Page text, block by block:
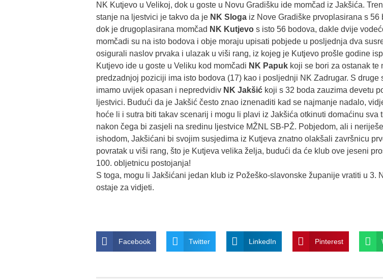
NK Kutjevo u Velikoj, dok u goste u Novu Gradišku ide momčad iz Jakšića.
stanje na ljestvici je takvo da je NK Slogaiz Nove Gradiške prvoplasirana s 56
dok je drugoplasirana momčad NK Kutjevos isto 56 bodova, dakle dvije
momčadi su na isto bodova i obje moraju upisati pobjede u posljednja dva
osigurali naslov prvaka i ulazak u viši rang, iz kojeg je Kutjevo prošle godine
Kutjevo ide u goste u Veliku kod momčadi NK Papukkoji se bori za ostanak te
predzadnjoj poziciji ima isto bodova (17) kao i posljednji NK Zadrugar. S druge
imamo uvijek opasan i nepredvidivNK Jakšićkoji s 32 boda zauzima devetu
ljestvici. Budući da je Jakšić često znao iznenaditi kad se najmanje nadalo,
hoće li i sutra biti takav scenarij i mogu li plavi iz Jakšića otkinuti domaćinu sva
nakon čega bi zasjeli na sredinu ljestvice MŽNL SB-PŽ. Pobjedom, ali i
ishodom, Jakšićani bi svojim susjedima iz Kutjeva znatno olakšali završnicu
povratak u viši rang, što je Kutjeva velika želja, budući da će klub ove jeseni
100. obljetnicu postojanja!
S toga, mogu li Jakšićani jedan klub iz Požeško-slavonske županije vratiti u 3.
ostaje za vidjeti.
Facebook Twitter LinkedIn Pinterest